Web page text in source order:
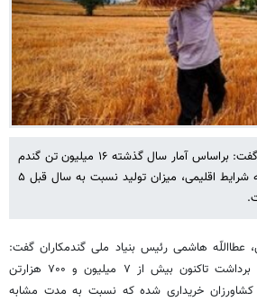
رئیس بنیاد ملی گندمکاران گفت: براساس آمار سال گذشته ۱۶ میلیون تن گندم
تولید شد که امسال بواسطه شرایط اقلیمی، میزان تولید نسبت به سال قبل ۵
عطااللّه هاشمی رئیس بنیاد ملی گندمکاران گفت:
براساس آمار از ابتدای فصل برداشت تاکنون بیش از ۷ میلیون و ۷۰۰ هزارتن
۱۵۸ همت از کشاورزان خریداری شده که نسبت به مدت مشابه